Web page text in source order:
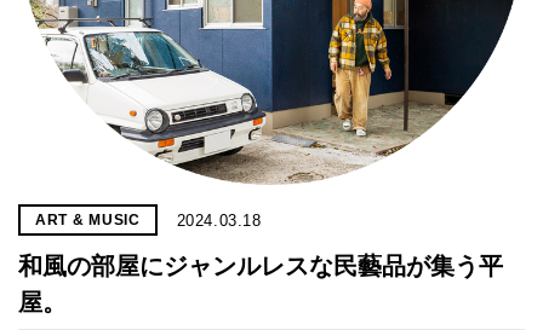
ART & MUSIC 2024.03.18
和風の部屋にジャンルレスな民藝品が集う平
屋。